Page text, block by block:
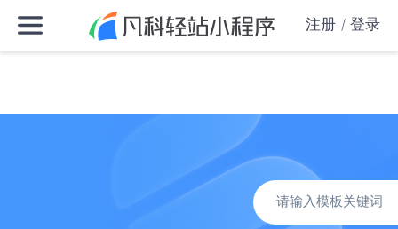
注册 登录